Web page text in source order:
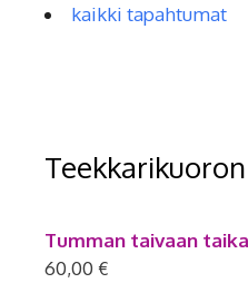
kaikki tapahtumat
Tumman taivaan
60,00 €